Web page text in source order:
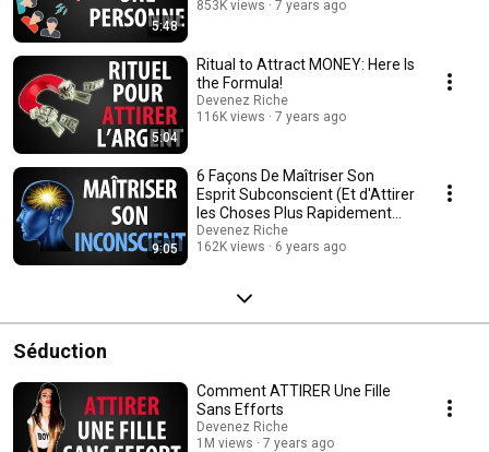
5:48
853K views
7 years ago
5:04
Ritual to Attract MONEY: Here Is
the Formula!
Devenez Riche
116K views
7 years ago
9:05
6 Façons De Maîtriser Son
Esprit Subconscient (Et d'Attirer
les Choses Plus Rapidement
Vers Soi)
Devenez Riche
162K views
6 years ago
Séduction
Comment ATTIRER Une Fille
Sans Efforts
Devenez Riche
1M views
7 years ago